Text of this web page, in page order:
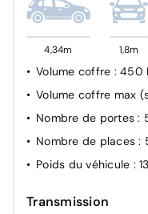
4,34m 1,8m
Volume coffre : 450
Volume coffre max
Nombre de portes:
Nombre de places:
Poids du véhicule :
Transmission